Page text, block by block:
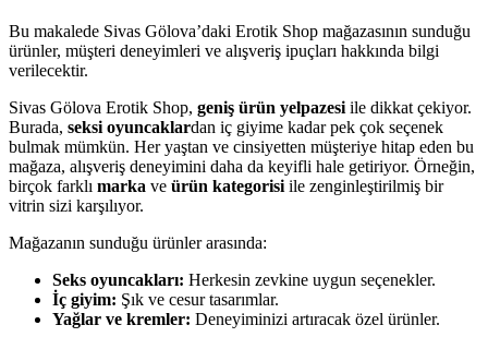
Bu makalede Sivas Gölova’daki Erotik Shop mağazasının sunduğu
ürünler, müşteri deneyimleri ve alışveriş ipuçları hakkında bilgi
verilecektir.
Sivas Gölova Erotik Shop, geniş ürün yelpazesi ile dikkat çekiyor.
Burada, seksi oyuncaklardan iç giyime kadar pek çok seçenek
bulmak mümkün. Her yaştan ve cinsiyetten müşteriye hitap eden bu
mağaza, alışveriş deneyimini daha da keyifli hale getiriyor. Örneğin,
birçok farklı marka ve ürün kategorisi ile zenginleştirilmiş bir
vitrin sizi karşılıyor.
Mağazanın sunduğu ürünler arasında:
Seks oyuncakları: Herkesin zevkine uygun seçenekler.
İç giyim: Şık ve cesur tasarımlar.
Yağlar ve kremler: Deneyiminizi artıracak özel ürünler.